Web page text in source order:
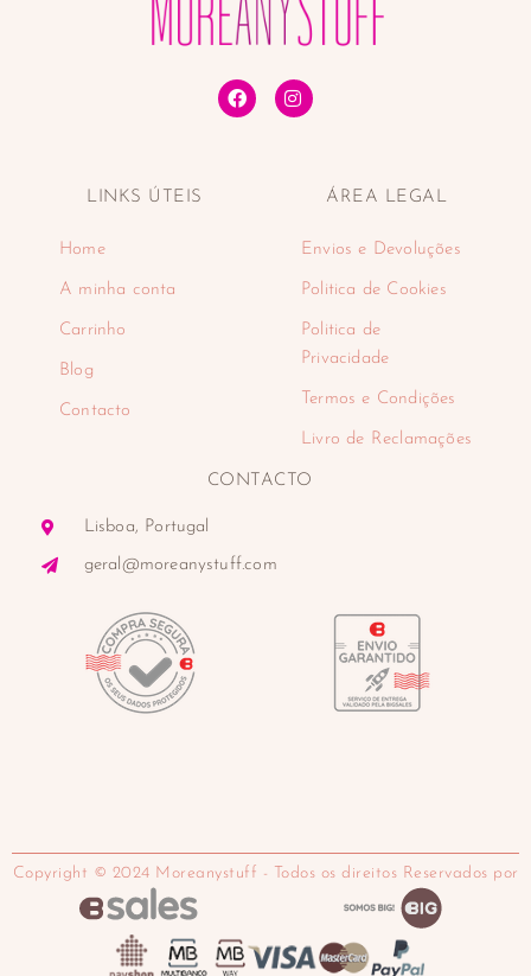
LINKS ÚTEIS
Home
A minha conta
Carrinho
Blog
Contacto
ÁREA LEGAL
Envios e Devoluções
Politica de Cookies
Politica de
Privacidade
Termos e Condições
Livro de Reclamações
CONTACTO
Lisboa, Portugal
geral@moreanystuff.com
Copyright © 2024 Moreanystuff - Todos os direitos Reservados por